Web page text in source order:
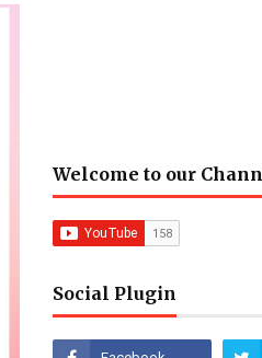
Welcome to our
Social Plugin